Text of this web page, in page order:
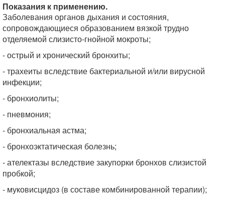
Показания к применению.
Заболевания органов дыхания и состояния,
сопровождающиеся образованием вязкой трудно
отделяемой слизисто-гнойной мокроты;
- острый и хронический бронхиты;
- трахеиты вследствие бактериальной и/или вирусной
инфекции;
- бронхиолиты;
- пневмония;
- бронхиальная астма;
- бронхоэктатическая болезнь;
- ателектазы вследствие закупорки бронхов слизистой
пробкой;
- муковисцидоз (в составе комбинированной терапии);